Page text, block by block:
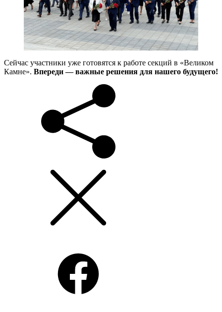
Сейчас участники уже готовятся к работе секций в «Великом
Камне». Впереди — важные решения для нашего будущего!